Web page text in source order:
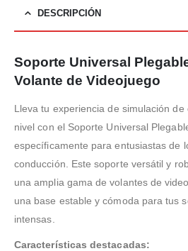
DESCRIPCIÓN
Soporte Universal
Volante de Videojuego
Lleva tu experiencia de simulación
nivel con el Soporte Universal
específicamente para entusiastas de
conducción. Este soporte versátil y
una amplia gama de volantes de
una base estable y cómoda para tus
intensas.
Características destacadas: